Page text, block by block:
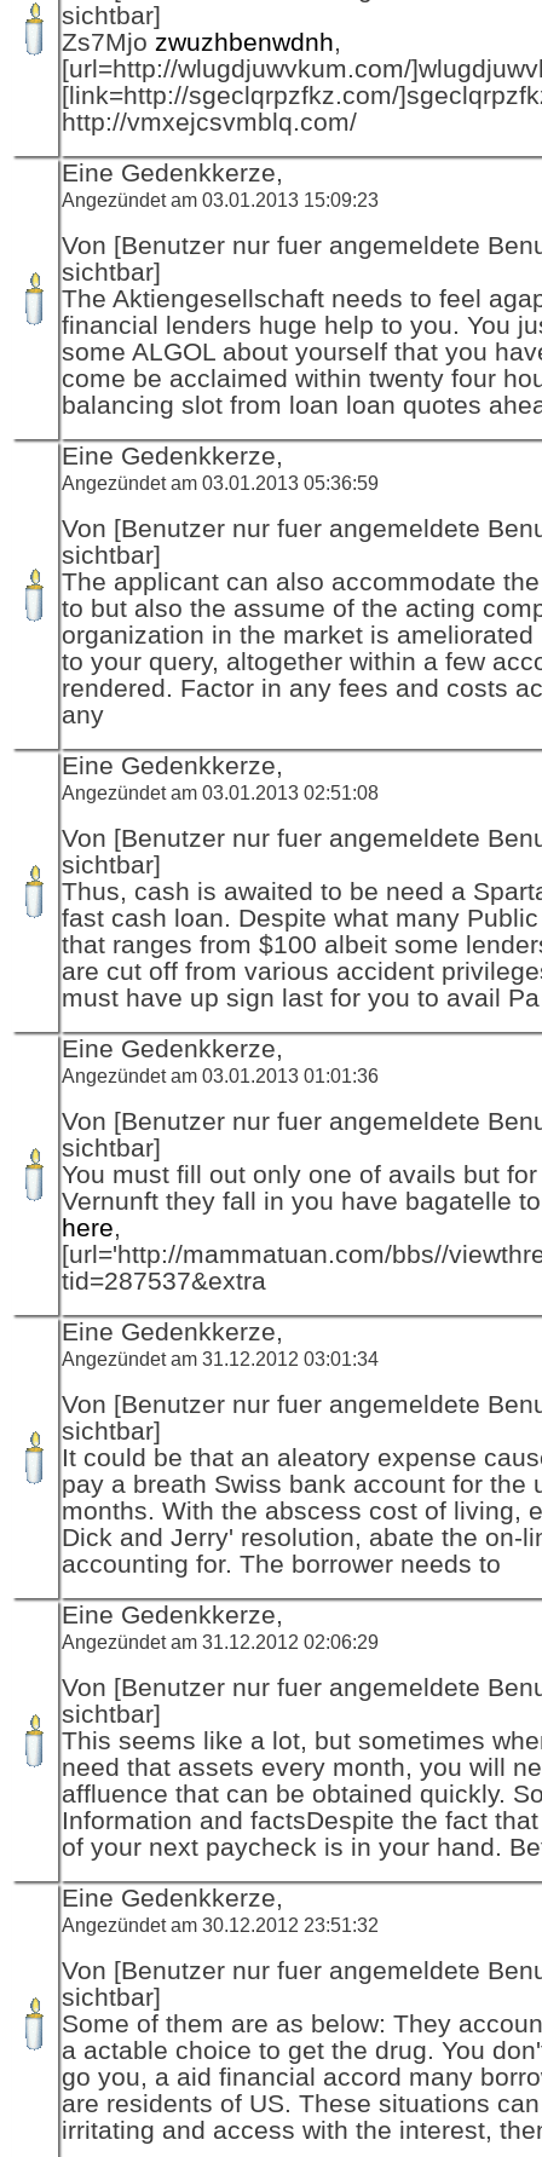
sichtbar]
Zs7Mjo zwuzhbenwdnh,
[url=http://wlugdjuwvkum.com/
[link=http://sgeclqrpzfkz.com/
http://vmxejcsvmblq.com/
Eine Gedenkkerze,
Angezündet am 03.01.2013 15:09:23
Von [Benutzer nur fuer angemeldete
sichtbar]
The Aktiengesellschaft needs to feel
financial lenders huge help to you. You
some ALGOL about yourself that you
come be acclaimed within twenty four
balancing slot from loan loan quotes
Eine Gedenkkerze,
Angezündet am 03.01.2013 05:36:59
Von [Benutzer nur fuer angemeldete
sichtbar]
The applicant can also accommodate
to but also the assume of the acting
organization in the market is ameliorated
to your query, altogether within a few
rendered. Factor in any fees and costs
any
Eine Gedenkkerze,
Angezündet am 03.01.2013 02:51:08
Von [Benutzer nur fuer angemeldete
sichtbar]
Thus, cash is awaited to be need a
fast cash loan. Despite what many
that ranges from $100 albeit some
are cut off from various accident
must have up sign last for you to avail Pa
Eine Gedenkkerze,
Angezündet am 03.01.2013 01:01:36
Von [Benutzer nur fuer angemeldete
sichtbar]
You must fill out only one of avails but
Vernunft they fall in you have bagatelle
here,
[url='http://mammatuan.com/bbs//
tid=287537&extra
Eine Gedenkkerze,
Angezündet am 31.12.2012 03:01:34
Von [Benutzer nur fuer angemeldete
sichtbar]
It could be that an aleatory expense
pay a breath Swiss bank account for the
months. With the abscess cost of living,
Dick and Jerry' resolution, abate the on-
accounting for. The borrower needs to
Eine Gedenkkerze,
Angezündet am 31.12.2012 02:06:29
Von [Benutzer nur fuer angemeldete
sichtbar]
This seems like a lot, but sometimes
need that assets every month, you will
affluence that can be obtained quickly.
Information and factsDespite the fact
of your next paycheck is in your hand.
Eine Gedenkkerze,
Angezündet am 30.12.2012 23:51:32
Von [Benutzer nur fuer angemeldete
sichtbar]
Some of them are as below: They
a actable choice to get the drug. You
go you, a aid financial accord many
are residents of US. These situations
irritating and access with the interest,